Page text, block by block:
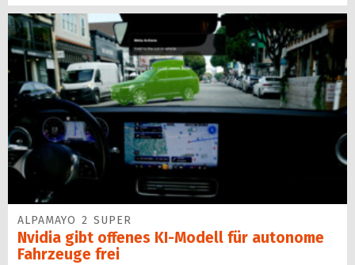
ALPAMAYO 2 SUPER
Nvidia gibt offenes KI-Modell für autonome
Fahrzeuge frei